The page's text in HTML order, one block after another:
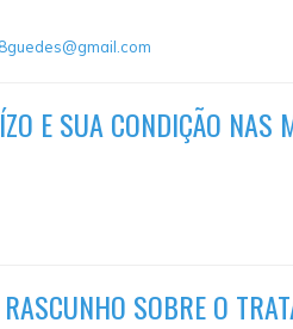
E SUA CONDIÇÃO NAS
SOBRE O